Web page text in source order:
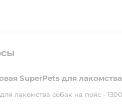
SuperPets для
лакомства собак на пояс -